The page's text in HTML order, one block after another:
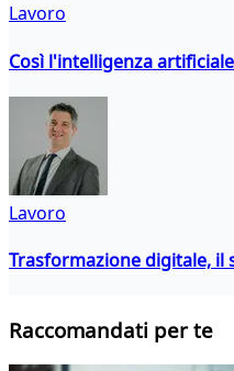
Lavoro
Così l'intelligenza
Lavoro
Trasformazione digitale, il
Raccomandati per te